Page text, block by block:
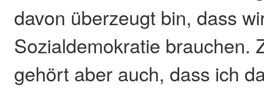
davon überzeugt bin, dass
Sozialdemokratie brauchen.
gehört aber auch, dass ich